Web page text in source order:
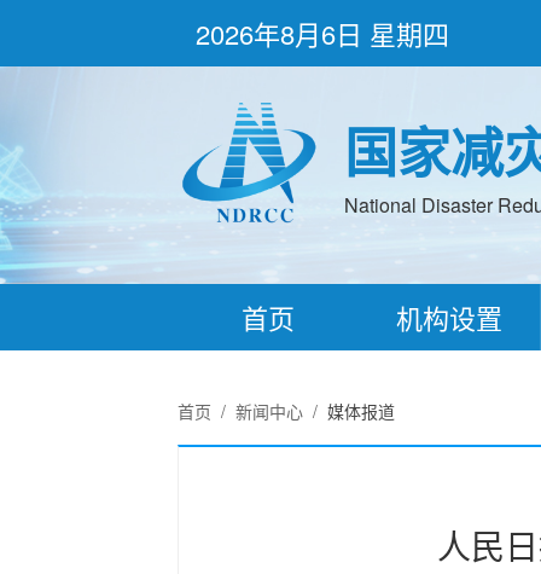
2026年8月6日 星期四
国家减
National Disaster
首页 机构设置
首页 / 新闻中心/ 媒体报道
人民